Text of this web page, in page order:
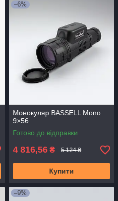
–6%
Монокуляр BASSELL Mono
9×56
Готово до відправки
4 816,56 ₴ 5 124 ₴
Купити
–9%